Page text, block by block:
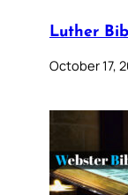
Luther
October 17,